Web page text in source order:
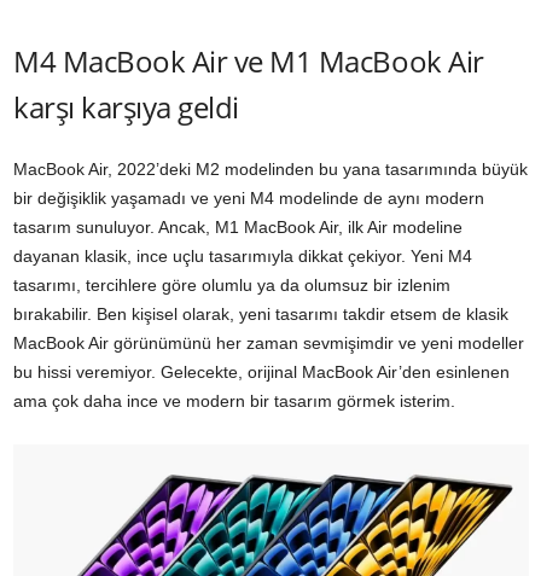
M4 MacBook Air ve M1 MacBook Air
karşı karşıya geldi
MacBook Air, 2022’deki M2 modelinden bu yana tasarımında büyük
bir değişiklik yaşamadı ve yeni M4 modelinde de aynı modern
tasarım sunuluyor. Ancak, M1 MacBook Air, ilk Air modeline
dayanan klasik, ince uçlu tasarımıyla dikkat çekiyor. Yeni M4
tasarımı, tercihlere göre olumlu ya da olumsuz bir izlenim
bırakabilir. Ben kişisel olarak, yeni tasarımı takdir etsem de klasik
MacBook Air görünümünü her zaman sevmişimdir ve yeni modeller
bu hissi veremiyor. Gelecekte, orijinal MacBook Air’den esinlenen
ama çok daha ince ve modern bir tasarım görmek isterim.